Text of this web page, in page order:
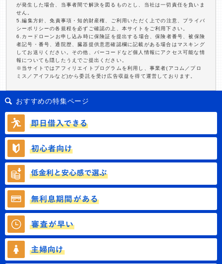
が発生した場合、当事者間で解決を図るものとし、当社は一切責任を負いま
せん。
5.編集方針、免責事項・知的財産権、ご利用いただく上での注意、プライバ
シーポリシーの各規程を必ずご確認の上、本サイトをご利用下さい。
6.カードローンお申し込み時に保険証を提出する場合、保険者番号、被保険
者記号・番号、通院歴、臓器提供意思確認欄に記載がある場合はマスキング
してお送りください。その他、バーコードなど個人情報にアクセス可能な情
報についても隠したうえでご提出ください。
※当サイトではアフィリエイトプログラムを利用し、事業者(アコム／プロ
ミス／アイフルなど)から委託を受け広告収益を得て運営しております。
おすすめの特集ページ